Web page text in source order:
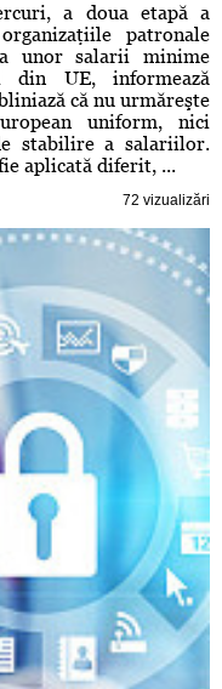
a doua etapă a
patronale
unor salarii minime
UE, informează
că nu urmăreşte
uniform, nici
stabilire a salariilor.
aplicată diferit, ...
72 vizualizări